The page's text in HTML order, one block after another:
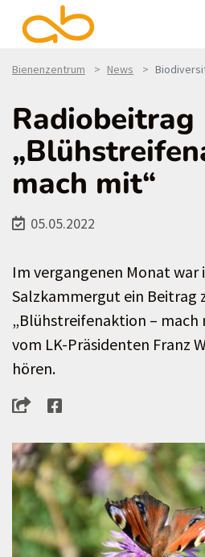
Bienenzentrum News
Radiobeitrag
mach mit“
05.05.2022
Im vergangenen Monat war
Salzkammergut ein Beitrag
„Blühstreifenaktion – mach
vom LK-Präsidenten Franz
hören.